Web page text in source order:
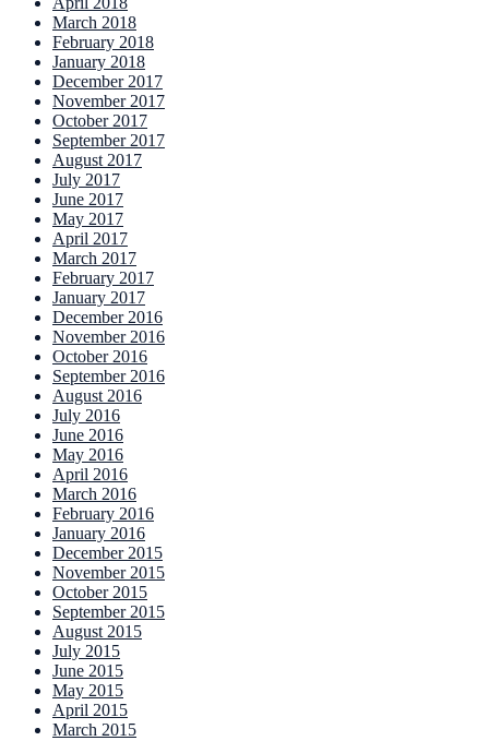
March 2018
February 2018
January 2018
December 2017
November 2017
October 2017
September 2017
August 2017
July 2017
June 2017
May 2017
April 2017
March 2017
February 2017
January 2017
December 2016
November 2016
October 2016
September 2016
August 2016
July 2016
June 2016
May 2016
April 2016
March 2016
February 2016
January 2016
December 2015
November 2015
October 2015
September 2015
August 2015
July 2015
June 2015
May 2015
April 2015
March 2015